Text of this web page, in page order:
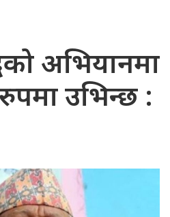
अभियानमा
उभिन्छ :